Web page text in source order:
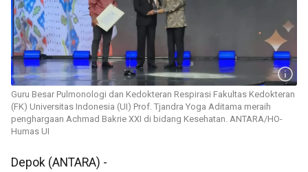
Guru Besar Pulmonologi dan Kedokteran Respirasi Fakultas Kedokteran
(FK) Universitas Indonesia (UI) Prof. Tjandra Yoga Aditama meraih
penghargaan Achmad Bakrie XXI di bidang Kesehatan. ANTARA/HO-
Humas UI
Depok (ANTARA) -